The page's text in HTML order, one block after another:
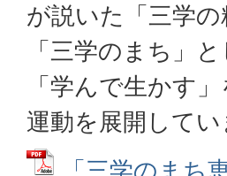
が説いた「三学
「三学のまち」
「学んで生かす
運動を展開してい